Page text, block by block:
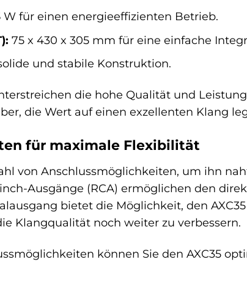
W für einen energieeffizienten Betrieb.
75 x 430 x 305 mm für eine einfache
und stabile Konstruktion.
die hohe Qualität und
die Wert auf einen exzellenten Klang
für maximale Flexibilität
von Anschlussmöglichkeiten, um ihn
Ausgänge (RCA) ermöglichen den
bietet die Möglichkeit, den
Klangqualität noch weiter zu verbessern.
können Sie den AXC35